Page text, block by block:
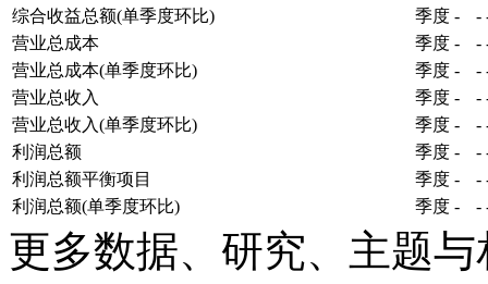
综合收益总额(单季度环比)
季度 - -
营业总成本
季度 - -
营业总成本(单季度环比)
季度 - -
营业总收入
季度 - -
营业总收入(单季度环比)
季度 - -
利润总额
季度 - -
利润总额平衡项目
季度 - -
利润总额(单季度环比)
季度 - -
更多数据、研究、主题